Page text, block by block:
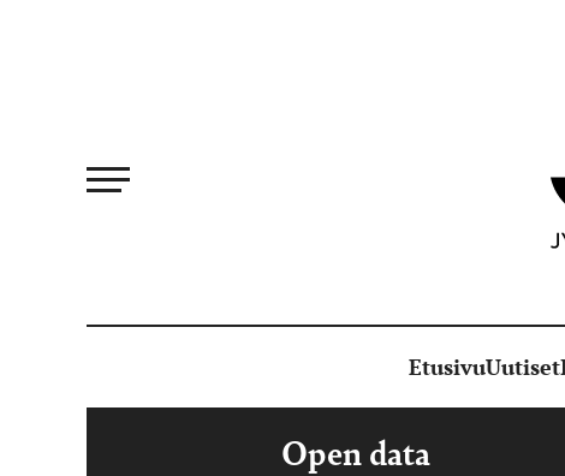
EtusivuUutiset
Open data